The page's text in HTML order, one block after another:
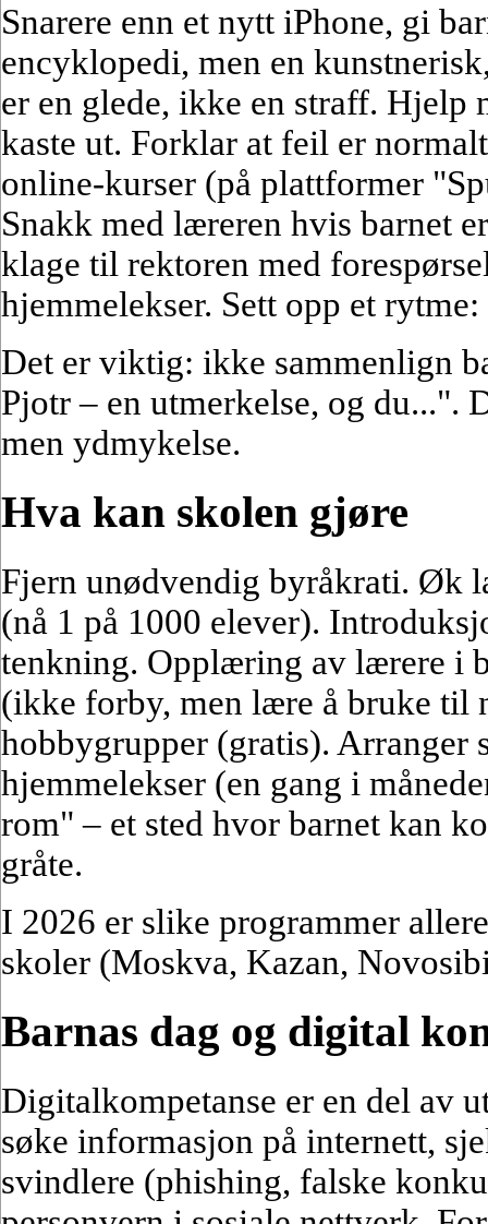
Snarere enn et nytt iPhone, gi
encyklopedi, men en
er en glede, ikke en straff. Hjelp
kaste ut. Forklar at feil er
online-kurser (på plattformer
Snakk med læreren hvis barnet
klage til rektoren med
hjemmelekser. Sett opp et
Det er viktig: ikke sammenlign
Pjotr – en utmerkelse, og du...".
men ydmykelse.
Hva kan skolen gjøre
Fjern unødvendig byråkrati. Øk
(nå 1 på 1000 elever).
tenkning. Opplæring av lærere i
(ikke forby, men lære å bruke til
hobbygrupper (gratis). Arranger
hjemmelekser (en gang i
rom" – et sted hvor barnet kan
gråte.
I 2026 er slike programmer
skoler (Moskva, Kazan,
Barnas dag og digital
Digitalkompetanse er en del av
søke informasjon på internett,
svindlere (phishing, falske